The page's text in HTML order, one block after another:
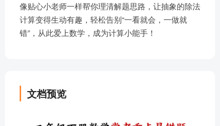
像贴心小老师一样帮你理清解题思路，让抽象的除法
计算变得生动有趣，轻松告别“一看就会，一做就
错”，从此爱上数学，成为计算小能手！
文档预览